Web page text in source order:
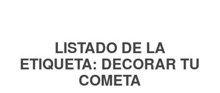
LISTADO DE LA
ETIQUETA: DECORAR TU
COMETA